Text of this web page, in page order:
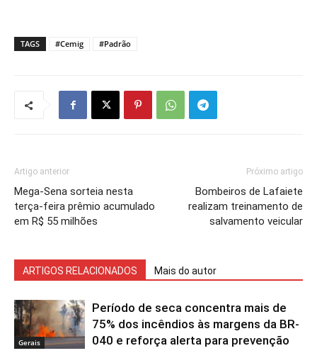
TAGS #Cemig #Padrão
Artigo anterior
Mega-Sena sorteia nesta
terça-feira prêmio acumulado
em R$ 55 milhões
Próximo artigo
Bombeiros de Lafaiete
realizam treinamento de
salvamento veicular
ARTIGOS RELACIONADOS Mais do autor
Gerais
Período de seca concentra mais de
75% dos incêndios às margens da BR-
040 e reforça alerta para prevenção